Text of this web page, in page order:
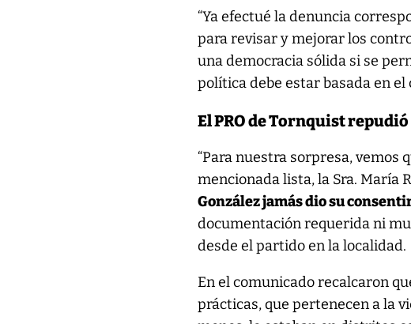
“Ya efectué la denuncia
para revisar y mejorar los
una democracia sólida si se
política debe estar basada en
El PRO de Tornquist
“Para nuestra sorpresa,
mencionada lista, la Sra. María
González jamás dio su
documentación requerida ni
desde el partido en la localidad.
En el comunicado recalcaron
prácticas, que pertenecen a la